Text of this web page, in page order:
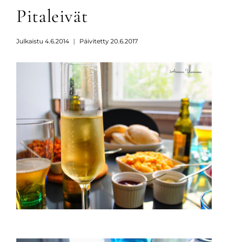
Pitaleivät
Julkaistu 4.6.2014 Päivitetty 20.6.2017